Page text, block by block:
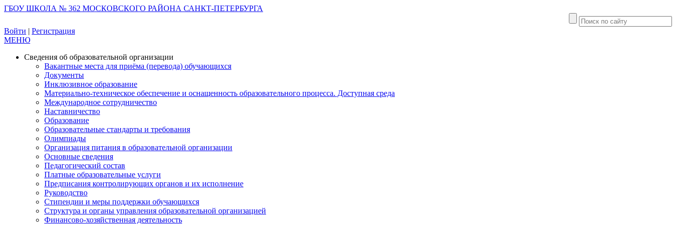
ГБОУ ШКОЛА № 362 МОСКОВСКОГО РАЙОНА САНКТ-ПЕТЕРБУРГА
Войти | Регистрация
МЕНЮ
Сведения об образовательной организации
Вакантные места для приёма (перевода) обучающихся
Документы
Инклюзивное образование
Материально-техническое обеспечение и оснащенность образовательного процесса. Доступная среда
Международное сотрудничество
Наставничество
Образование
Образовательные стандарты и требования
Олимпиады
Организация питания в образовательной организации
Основные сведения
Педагогический состав
Платные образовательные услуги
Предписания контролирующих органов и их исполнение
Руководство
Стипендии и меры поддержки обучающихся
Структура и органы управления образовательной организацией
Финансово-хозяйственная деятельность